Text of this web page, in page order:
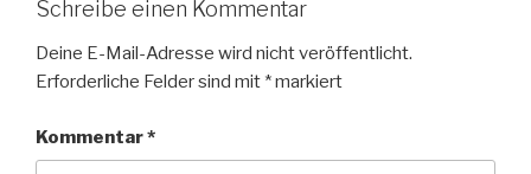
Schreibe einen Kommentar
Deine E-Mail-Adresse wird nicht veröffentlicht.
Erforderliche Felder sind mit *markiert
Kommentar*